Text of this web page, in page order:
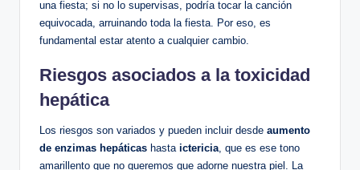
una fiesta; si no lo supervisas, podría tocar la canción
equivocada, arruinando toda la fiesta. Por eso, es
fundamental estar atento a cualquier cambio.
Riesgos asociados a la toxicidad
hepática
Los riesgos son variados y pueden incluir desde aumento
de enzimas hepáticas hasta ictericia , que es ese tono
amarillento que no queremos que adorne nuestra piel. La